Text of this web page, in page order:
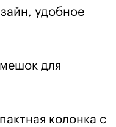
удобное
для
колонка с